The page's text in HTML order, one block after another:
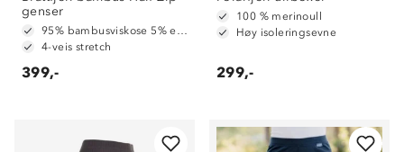
genser
95% bambusviskose 5% elastan
4-veis stretch
399,-
100 % merinoull
Høy isoleringsevne
299,-